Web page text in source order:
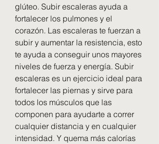
glúteo. Subir escaleras ayuda a
fortalecer los pulmones y el
corazón. Las escaleras te fuerzan a
subir y aumentar la resistencia, esto
te ayuda a conseguir unos mayores
niveles de fuerza y energía. Subir
escaleras es un ejercicio ideal para
fortalecer las piernas y sirve para
todos los músculos que las
componen para ayudarte a correr
cualquier distancia y en cualquier
intensidad. Y quema más calorías